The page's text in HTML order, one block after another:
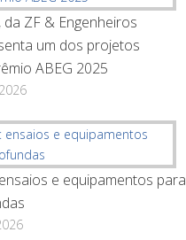
ZF & Engenheiros
um dos projetos
ABEG 2025
e equipamentos para